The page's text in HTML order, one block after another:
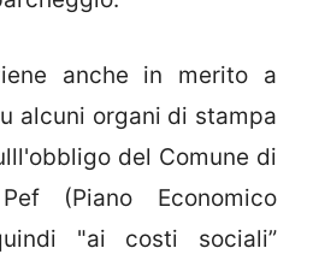
anche in merito a
alcuni organi di stampa
del Comune di
(Piano Economico
"ai costi sociali”